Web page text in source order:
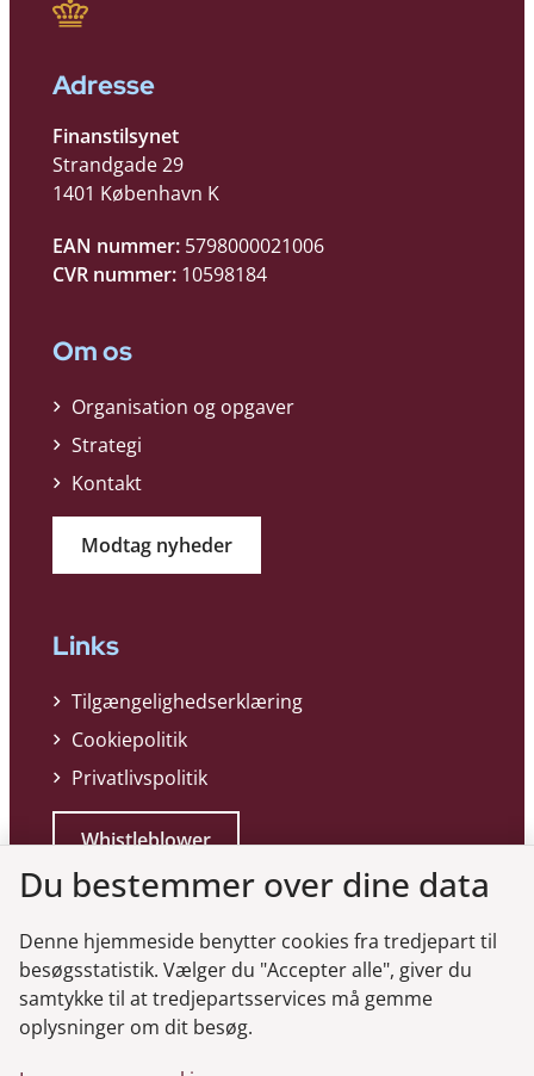
Adresse
Finanstilsynet
Strandgade 29
1401 København K
EAN nummer: 5798000021006
CVR nummer: 10598184
Om os
Organisation og opgaver
Strategi
Kontakt
Modtag nyheder
Links
Tilgængelighedserklæring
Cookiepolitik
Privatlivspolitik
Whistleblower
Genveje
Du bestemmer over dine data
Denne hjemmeside benytter cookies fra tredjepart til
besøgsstatistik. Vælger du "Accepter alle", giver du
samtykke til at tredjepartsservices må gemme
oplysninger om dit besøg.